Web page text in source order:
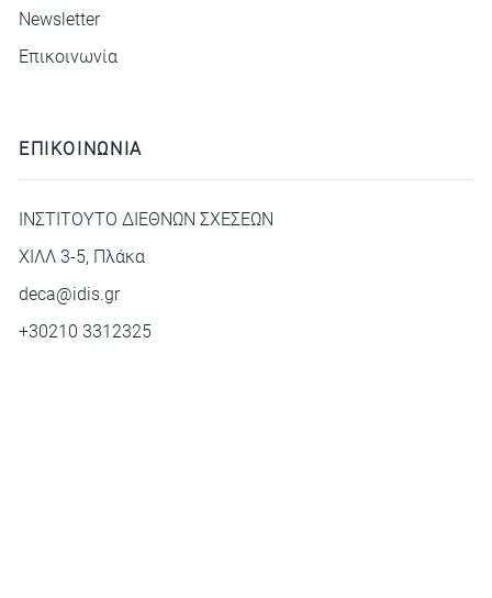
Newsletter
Επικοινωνία
ΕΠΙΚΟΙΝΩΝΙΑ
ΙΝΣΤΙΤΟΥΤΟ ΔΙΕΘΝΩΝ ΣΧΕΣΕΩΝ
ΧΙΛΛ 3-5, Πλάκα
deca@idis.gr
+30210 3312325